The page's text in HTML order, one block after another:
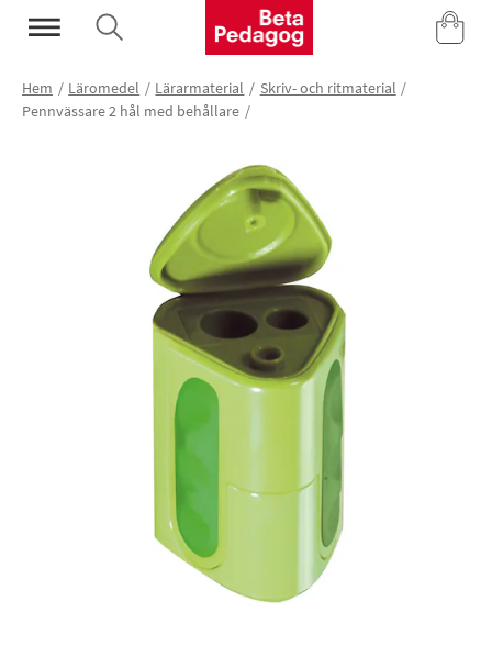
Mina Sidor
Hem Läromedel Lärarmaterial
Skriv- och ritmaterial
Pennvässare 2 hål med behållare